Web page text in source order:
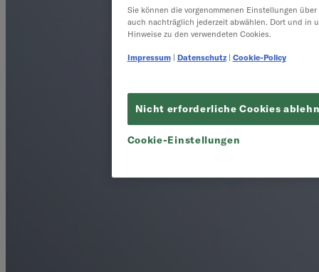
Sie können die vorgenommenen Einstellungen
auch nachträglich jederzeit abwählen. Dort und in
Hinweise zu den verwendeten Cookies.
Impressum| Datenschutz| Cookie-Policy
Cookie-Einstellungen
Nicht erforderliche Cookies